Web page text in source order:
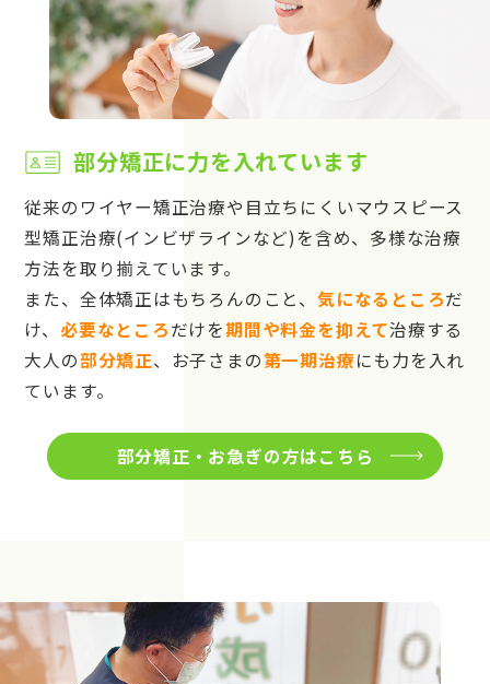
部分矯正に力を入れています
従来のワイヤー矯正治療や目立ちにくいマウスピース
型矯正治療(インビザラインなど)を含め、多様な治療
方法を取り揃えています。
また、全体矯正はもちろんのこと、 気になるところだ
け、 必要なところだけを期間や料金を抑えて治療する
大人の部分矯正、お子さまの第一期治療にも力を入れ
ています。
部分矯正・お急ぎの方はこちら